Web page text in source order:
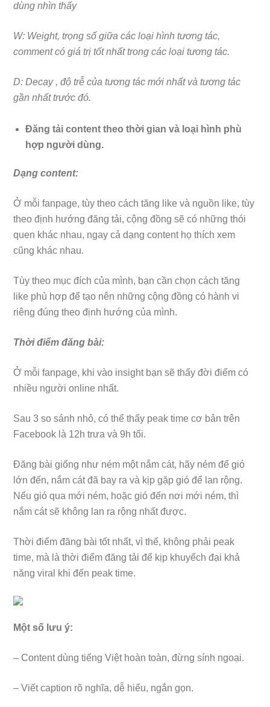
dùng nhìn thấy
W: Weight, trọng số giữa các loại hình tương tác,
comment có giá trị tốt nhất trong các loại tương tác.
D: Decay , độ trễ của tương tác mới nhất và tương tác
gần nhất trước đó.
Đăng tải content theo thời gian và loại hình phù
hợp người dùng.
Dạng content:
Ở mỗi fanpage, tùy theo cách tăng like và nguồn like, tùy
theo định hướng đăng tải, cộng đồng sẽ có những thói
quen khác nhau, ngay cả dạng content họ thích xem
cũng khác nhau.
Tùy theo mục đích của mình, bạn cần chọn cách tăng
like phù hợp để tạo nên những cộng đồng có hành vi
riêng đúng theo định hướng của mình.
Thời điểm đăng bài:
Ở mỗi fanpage, khi vào insight bạn sẽ thấy đời điểm có
nhiều người online nhất.
Sau 3 so sánh nhỏ, có thể thấy peak time cơ bản trên
Facebook là 12h trưa và 9h tối.
Đăng bài giống như ném một nắm cát, hãy ném để gió
lớn đến, nắm cát đã bay ra và kịp gặp gió để lan rộng.
Nếu gió qua mới ném, hoặc gió đến nơi mới ném, thì
nắm cát sẽ không lan ra rộng nhất được.
Thời điểm đăng bài tốt nhất, vì thế, không phải peak
time, mà là thời điểm đăng tải để kịp khuyếch đại khả
năng viral khi đến peak time.
Một số lưu ý:
– Content dùng tiếng Việt hoàn toàn, đừng sính ngoại.
– Viết caption rõ nghĩa, dễ hiểu, ngắn gọn.